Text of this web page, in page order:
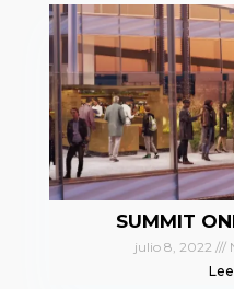
SUMMIT
julio 8, 2022